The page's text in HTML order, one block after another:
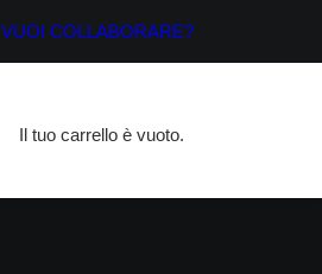
VUOI COLLABORARE?
Il tuo carrello è vuoto.